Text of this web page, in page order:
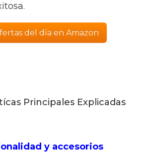
del día en Amazon
Principales Explicadas
y accesorios